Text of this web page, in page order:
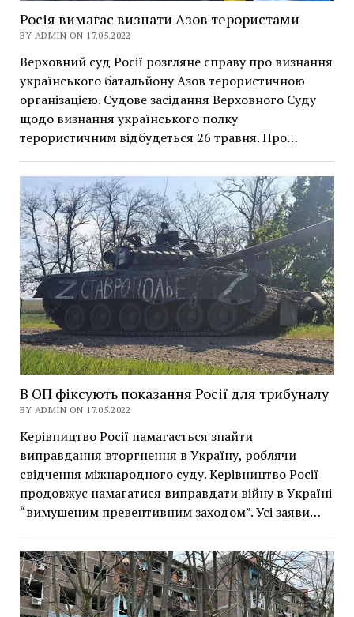
Росія вимагає визнати Азов терористами
BY ADMIN ON 17.05.2022
Верховний суд Росії розгляне справу про визнання
українського батальйону Азов терористичною
організацією. Судове засідання Верховного Суду
щодо визнання українського полку
терористичним відбудеться 26 травня. Про…
В ОП фіксують показання Росії для трибуналу
BY ADMIN ON 17.05.2022
Керівництво Росії намагається знайти
виправдання вторгнення в Україну, роблячи
свідчення міжнародного суду. Керівництво Росії
продовжує намагатися виправдати війну в Україні
“вимушеним превентивним заходом”. Усі заяви…